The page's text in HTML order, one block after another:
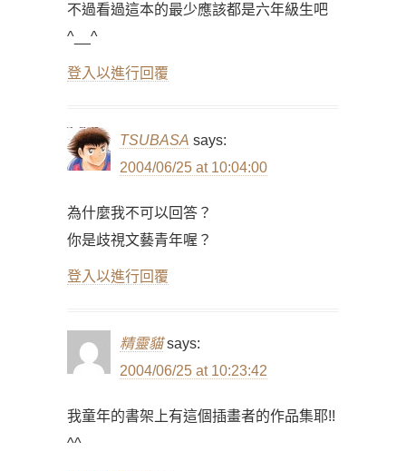
不過看過這本的最少應該都是六年級生吧
^__^
登入以進行回覆
TSUBASA says:
2004/06/25 at 10:04:00
為什麼我不可以回答？
你是歧視文藝青年喔？
登入以進行回覆
精靈貓 says:
2004/06/25 at 10:23:42
我童年的書架上有這個插畫者的作品集耶!!
^^